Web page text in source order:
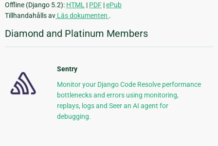
Offline (Django 5.2): HTML | PDF |ePub
Tillhandahålls av Läs dokumenten .
Diamond and Platinum Members
Sentry
Monitor your Django Code Resolve performance
bottlenecks and errors using monitoring,
replays, logs and Seer an AI agent for
debugging.